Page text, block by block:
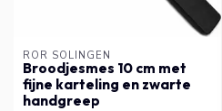
RÖR SOLINGEN
Broodjesmes 10 cm met
fijne karteling en zwarte
handgreep